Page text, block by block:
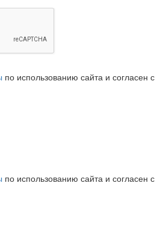
по использованию сайта и согласен с
по использованию сайта и согласен с